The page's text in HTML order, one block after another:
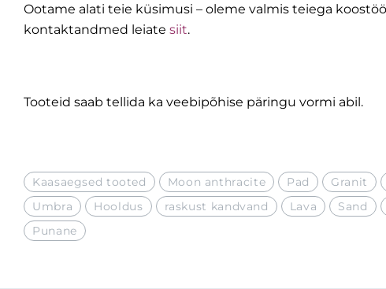
Ootame alati teie küsimusi – oleme valmis teiega
kontaktandmed leiate siit.
Tooteid saab tellida ka veebipõhise päringu vormi abil.
Kaasaegsed tooted Moon anthracite Pad Granit
Umbra
Hooldus raskust kandvand Lava Sand
Punane